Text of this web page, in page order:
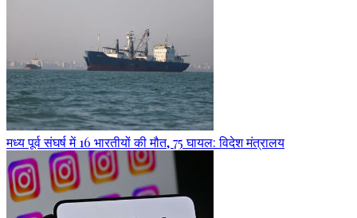
मध्य पूर्व संघर्ष में 16 भारतीयों की मौत, 75 घायल: विदेश मंत्रालय